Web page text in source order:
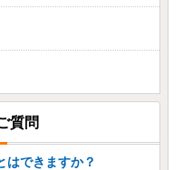
質問
はできますか？